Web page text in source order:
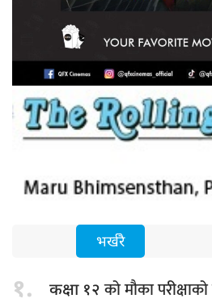
भर्खरै
१. कक्षा १२को मौका